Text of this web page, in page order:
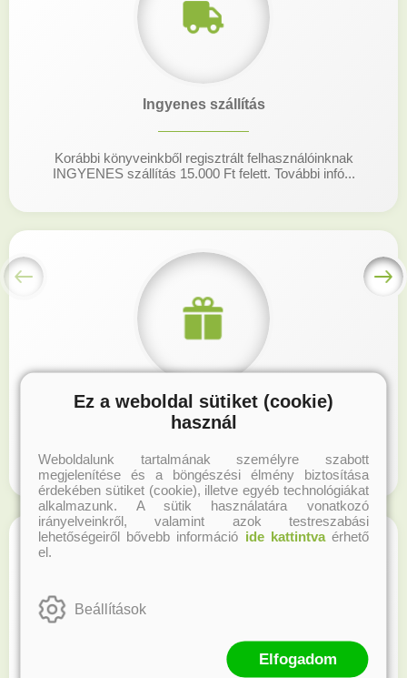
Ingyenes szállítás
Korábbi könyveinkből regisztrált felhasználóinknak
INGYENES szállítás 15.000 Ft felett. További infó...
Hűségprogram
Regisztrálj honlapunkon és gyűjtsd a hűségpontokat!
Ez a weboldal sütiket (cookie)
használ
Weboldalunk tartalmának személyre szabott
megjelenítése és a böngészési élmény biztosítása
érdekében sütiket (cookie), illetve egyéb technológiákat
alkalmazunk. A sütik használatára vonatkozó
irányelveinkről, valamint azok testreszabási
lehetőségeiről bővebb információ ide kattintvaérhető
el.
Beállítások
Elfogadom